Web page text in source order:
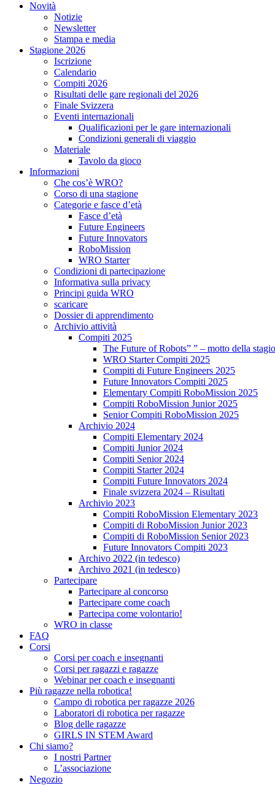
Novità
Notizie
Newsletter
Stampa e media
Stagione 2026
Iscrizione
Calendario
Compiti 2026
Risultati delle gare regionali del 2026
Finale Svizzera
Eventi internazionali
Qualificazioni per le gare internazionali
Condizioni generali di viaggio
Materiale
Tavolo da gioco
Informazioni
Che cos’è WRO?
Corso di una stagione
Categorie e fasce d’età
Fasce d’età
Future Engineers
Future Innovators
RoboMission
WRO Starter
Condizioni di partecipazione
Informativa sulla privacy
Principi guida WRO
scaricare
Dossier di apprendimento
Archivio attività
Compiti 2025
The Future of Robots” ” – motto della
WRO Starter Compiti 2025
Compiti di Future Engineers 2025
Future Innovators Compiti 2025
Elementary Compiti RoboMission 2025
Compiti RoboMission Junior 2025
Senior Compiti RoboMission 2025
Archivio 2024
Compiti Elementary 2024
Compiti Junior 2024
Compiti Senior 2024
Compiti Starter 2024
Compiti Future Innovators 2024
Finale svizzera 2024 – Risultati
Archivio 2023
Compiti RoboMission Elementary 2023
Compiti di RoboMission Junior 2023
Compiti di RoboMission Senior 2023
Future Innovators Compiti 2023
Archivo 2022 (in tedesco)
Archivo 2021 (in tedesco)
Partecipare
Partecipare al concorso
Partecipare come coach
Partecipa come volontario!
WRO in classe
FAQ
Corsi
Corsi per coach e insegnanti
Corsi per ragazzi e ragazze
Webinar per coach e insegnanti
Più ragazze nella robotica!
Campo di robotica per ragazze 2026
Laboratori di robotica per ragazze
Blog delle ragazze
GIRLS IN STEM Award
Chi siamo?
I nostri Partner
L’associazione
Negozio